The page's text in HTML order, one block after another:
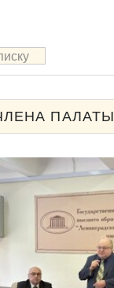
ПАЛАТЫ